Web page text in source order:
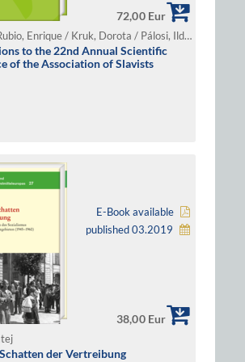
72,00 Eur
Gutiérrez Rubio, Enrique / Kruk, Dorota / Pálosi, Ildikó / Speed, Traci / Týrová, Zuzana / Vashchenko, Daria / Wysocka, Aneta (Ed.)
to the 22nd Annual Scientific
of the Association of Slavists
E-Book available
published 03.2019
38,00 Eur
der Vertreibung